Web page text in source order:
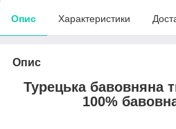
Опис Характеристики
Опис
Турецька бавовняна
100%